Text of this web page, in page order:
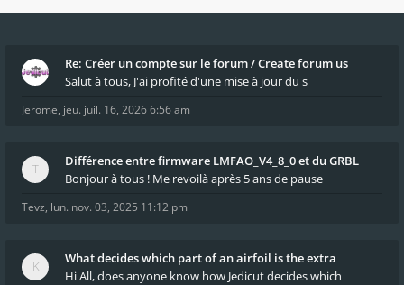
Re: Créer un compte sur le forum / Create forum us
Salut à tous, J'ai profité d'une mise à jour du s
Jerome, jeu. juil. 16, 2026 6:56 am
Différence entre firmware LMFAO_V4_8_0 et du GRBL
Bonjour à tous ! Me revoilà après 5 ans de pause
Tevz, lun. nov. 03, 2025 11:12 pm
What decides which part of an airfoil is the extra
Hi All, does anyone know how Jedicut decides which